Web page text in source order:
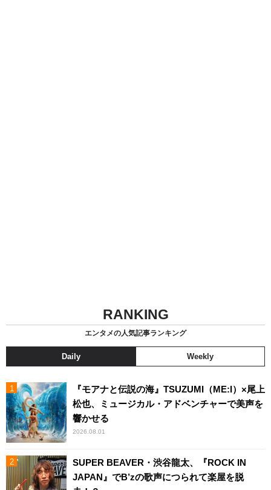
RANKING
エンタメの人気記事ランキング
Daily Weekly
『モアナと伝説の海』TSUZUMI（ME:I）×尾上
松也、ミュージカル・アドベンチャーで美声を
響かせる
2026.08.01
SUPER BEAVER・渋谷龍太、『ROCK IN
JAPAN』でB’zの歌声につられて楽屋を脱